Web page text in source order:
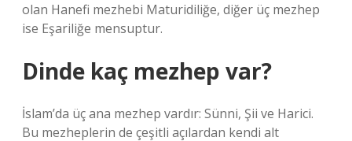
olan Hanefi mezhebi Maturidiliğe, diğer üç mezhep
ise Eşariliğe mensuptur.
Dinde kaç mezhep var?
İslam’da üç ana mezhep vardır: Sünni, Şii ve Harici.
Bu mezheplerin de çeşitli açılardan kendi alt